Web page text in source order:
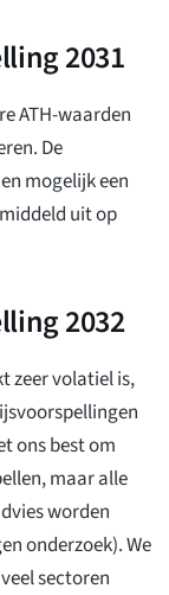
2031
ATH-waarden
De
en mogelijk een
uit op
2032
zeer volatiel is,
ons best om
maar alle
worden
onderzoek). We
sectoren